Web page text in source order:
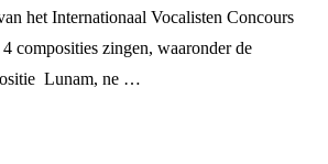
het Internationaal Vocalisten Concours
composities zingen, waaronder de
Lunam, ne …